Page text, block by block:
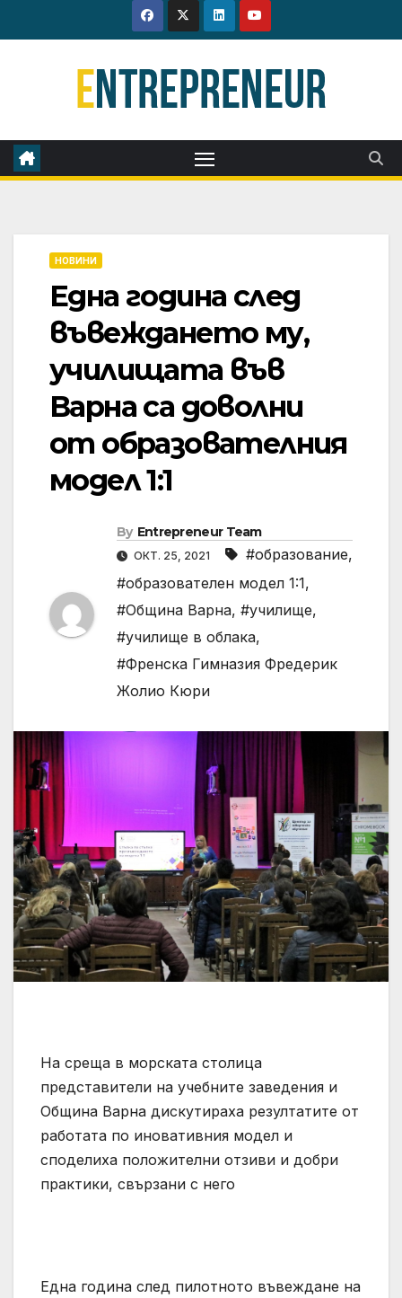
to
НОВИНИ
Една година след
въвеждането му,
училищата във
Варна са доволни
от образователния
модел 1:1
By Entrepreneur Team
ОКТ. 25, 2021 #образование,
#образователен модел 1:1,
#Община Варна, #училище,
#училище в облака,
#Френска Гимназия Фредерик
Жолио Кюри
На среща в морската столица
представители на учебните заведения и
Община Варна дискутираха резултатите от
работата по иновативния модел и
споделиха положителни отзиви и добри
практики, свързани с него
Една година след пилотното въвеждане на